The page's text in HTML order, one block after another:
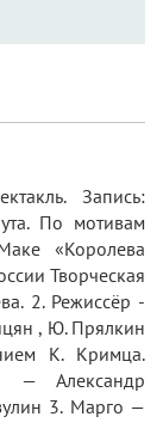
Запись:
По мотивам
«Королева
Творческая
2. Режиссёр -
, Ю. Прялкин
К. Кримца.
— Александр
3. Марго —